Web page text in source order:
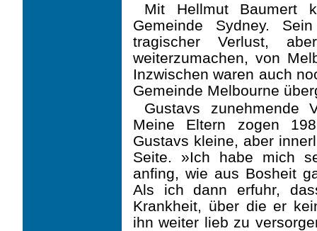
Mit Hellmut Baumert
Gemeinde Sydney.
tragischer Verlust,
weiterzumachen, von
Inzwischen waren auch
Gemeinde Melbourne
Gustavs zunehmende
Meine Eltern zogen
Gustavs kleine, aber
Seite. »Ich habe mich
anfing, wie aus Bosheit
Als ich dann erfuhr,
Krankheit, über die er
ihn weiter lieb zu